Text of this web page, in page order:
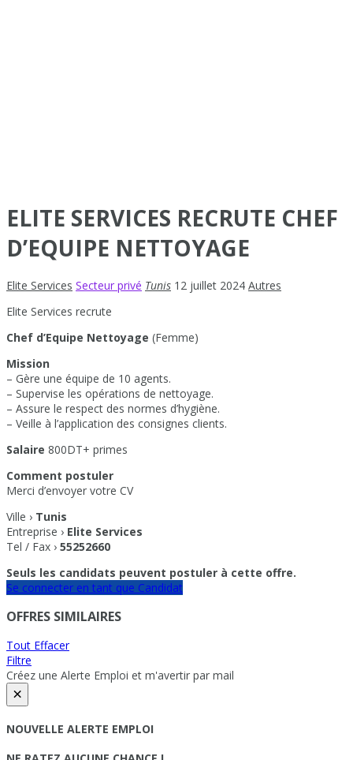
ELITE SERVICES RECRUTE CHEF
D’EQUIPE NETTOYAGE
Elite Services Secteur privé Tunis 12 juillet 2024 Autres
Elite Services recrute
Chef d’Equipe Nettoyage (Femme)
Mission
– Gère une équipe de 10 agents.
– Supervise les opérations de nettoyage.
– Assure le respect des normes d’hygiène.
– Veille à l’application des consignes clients.
Salaire 800DT+ primes
Comment postuler
Merci d’envoyer votre CV
Ville › Tunis
Entreprise › Elite Services
Tel / Fax › 55252660
Seuls les candidats peuvent postuler à cette offre.
Se connecter en tant que Candidat
OFFRES SIMILAIRES
Tout Effacer
Filtre
Créez une Alerte Emploi et m'avertir par mail
×
NOUVELLE ALERTE EMPLOI